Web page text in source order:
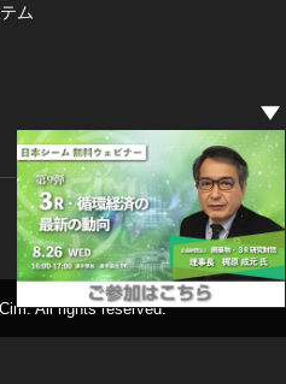
ム
All rights reserved.